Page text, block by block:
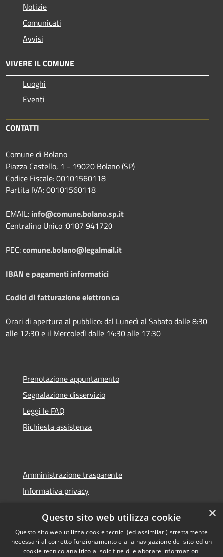
Notizie
Comunicati
Avvisi
VIVERE IL COMUNE
Luoghi
Eventi
CONTATTI
Comune di Bolano
Piazza Castello, 1 - 19020 Bolano (SP)
Codice Fiscale: 00101560118
Partita IVA: 00101560118
EMAIL: info@comune.bolano.sp.it
Centralino Unico :0187 941720
PEC:comune.bolano@legalmail.it
IBAN e pagamenti informatici
Codici di fatturazione elettronica
Orari di apertura al pubblico: dal Lunedì al Sabato dalle 8:30
alle 12:30 e il Mercoledì dalle 14:30 alle 17:30
Prenotazione appuntamento
Segnalazione disservizio
Leggi le FAQ
Richiesta assistenza
Amministrazione trasparente
Informativa privacy
Dichiarazione di accessibilità
×
Questo sito web utilizza cookie
Questo sito web utilizza cookie tecnici (ed assimilati) strettamente
necessari al corretto funzionamento e alla navigazione del sito ed un
cookie tecnico analitico al solo fine di elaborare informazioni